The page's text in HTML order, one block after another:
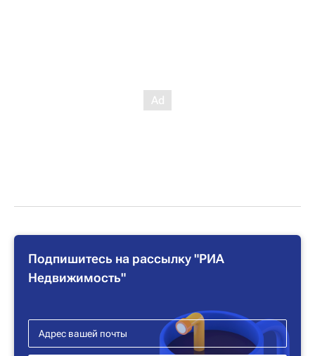
Подпишитесь на рассылку "РИА
Недвижимость"